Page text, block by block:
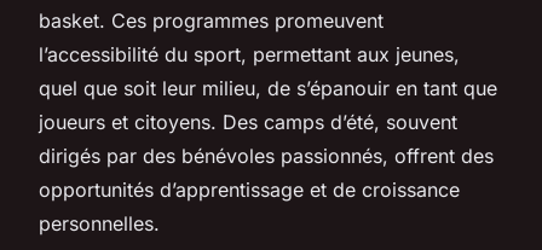
basket. Ces programmes promeuvent
l’accessibilité du sport, permettant aux jeunes,
quel que soit leur milieu, de s’épanouir en tant que
joueurs et citoyens. Des camps d’été, souvent
dirigés par des bénévoles passionnés, offrent des
opportunités d’apprentissage et de croissance
personnelles.